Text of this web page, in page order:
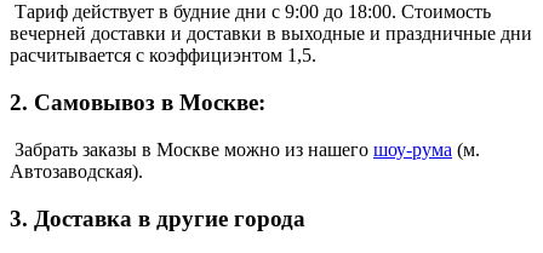
Тариф действует в будние дни с 9:00 до 18:00. Стоимость
вечерней доставки и доставки в выходные и праздничные дни
расчитывается с коэффициэнтом 1,5.
2. Самовывоз в Москве:
Забрать заказы в Москве можно из нашего шоу-рума (м.
Автозаводская).
3. Доставка в другие города